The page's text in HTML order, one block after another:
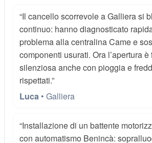
“Il cancello scorrevole a Galliera si
continuo: hanno diagnosticato
problema alla centralina Came e
componenti usurati. Ora l’apertura
silenziosa anche con pioggia e
rispettati.”
Luca • Galliera
“Installazione di un battente
con automatismo Benincà: